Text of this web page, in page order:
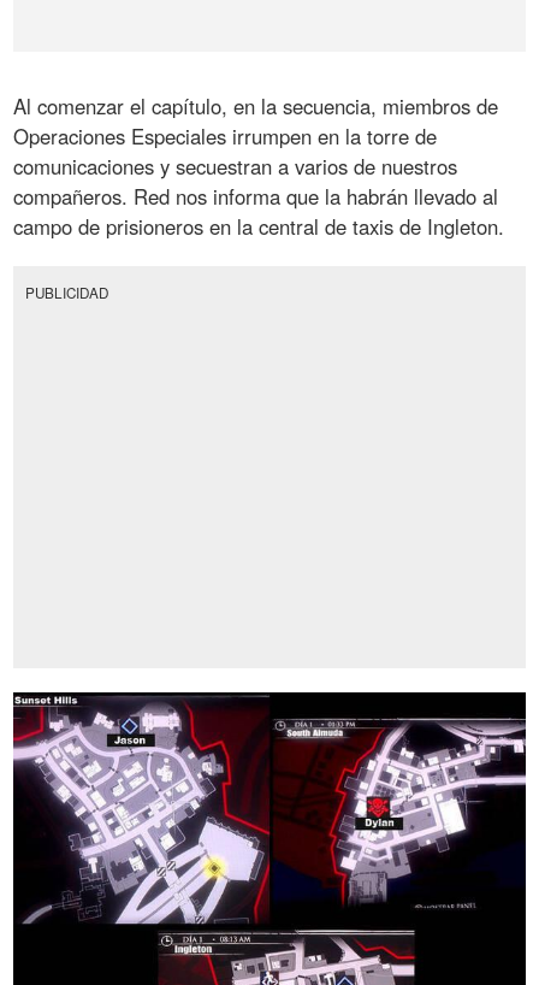
Al comenzar el capítulo, en la secuencia, miembros de
Operaciones Especiales irrumpen en la torre de
comunicaciones y secuestran a varios de nuestros
compañeros. Red nos informa que la habrán llevado al
campo de prisioneros en la central de taxis de Ingleton.
PUBLICIDAD